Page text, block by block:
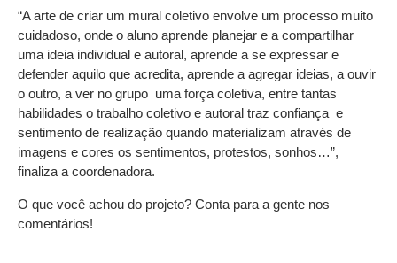
“A arte de criar um mural coletivo envolve um processo muito
cuidadoso, onde o aluno aprende planejar e a compartilhar
uma ideia individual e autoral, aprende a se expressar e
defender aquilo que acredita, aprende a agregar ideias, a ouvir
o outro, a ver no grupo uma força coletiva, entre tantas
habilidades o trabalho coletivo e autoral traz confiança e
sentimento de realização quando materializam através de
imagens e cores os sentimentos, protestos, sonhos…”,
finaliza a coordenadora.
O que você achou do projeto? Conta para a gente nos
comentários!